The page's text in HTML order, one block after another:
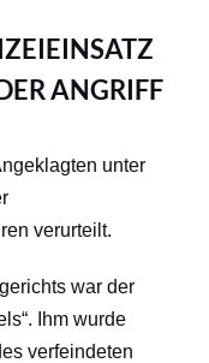
ANGRIFF
unter
verurteilt.
war der
Ihm wurde
verfeindeten